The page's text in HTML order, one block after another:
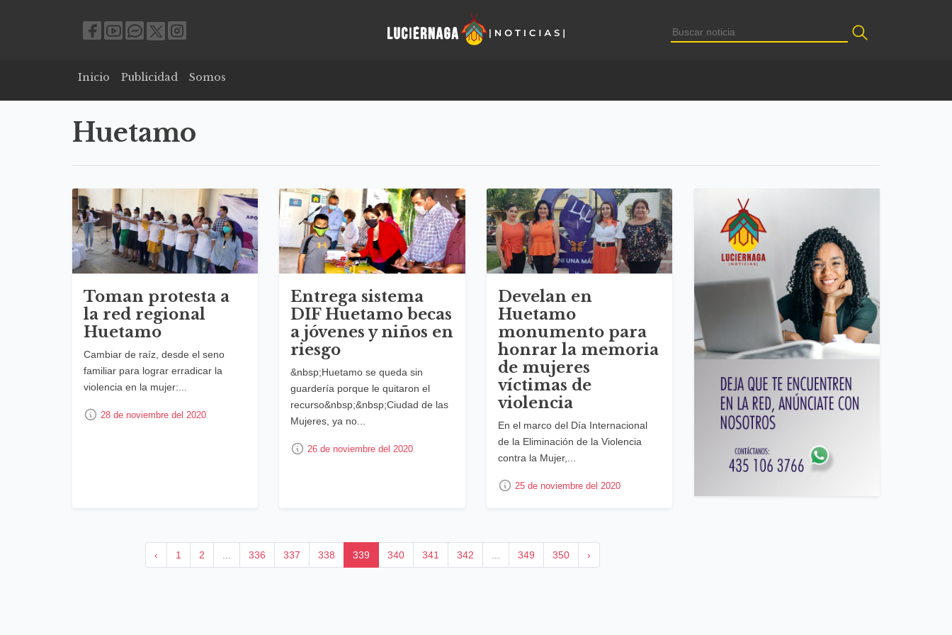
Inicio Publicidad Somos
Huetamo
Toman protesta a
la red regional
Huetamo
Cambiar de raíz, desde el seno
familiar para lograr erradicar la
violencia en la mujer:...
28 de noviembre del 2020
Entrega sistema
DIF Huetamo becas
a jóvenes y niños en
riesgo
&nbsp;Huetamo se queda sin
guardería porque le quitaron el
recurso&nbsp;&nbsp;Ciudad de las
Mujeres, ya no...
26 de noviembre del 2020
Develan en
Huetamo
monumento para
honrar la memoria
de mujeres
víctimas de
violencia
En el marco del Día Internacional
de la Eliminación de la Violencia
contra la Mujer,...
25 de noviembre del 2020
‹ 1 2 ... 336 337 338 339 340 341 342 ... 349 350 ›